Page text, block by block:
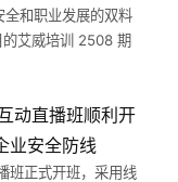
和职业发展的双料
艾威培训 2508 期
动直播班顺利开
业安全防线
班正式开班，采用线